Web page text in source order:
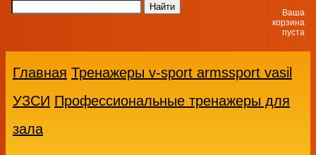
Ваша
корзина
пуста
Главная Тренажеры v-sport armssport vasil
УЗСИ Профессиональные тренажеры для
зала